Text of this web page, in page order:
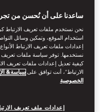
اطّلع على كل الغرف
شقة
على الحديقة
ساعدنا على أن نُحسن من
نحن نستخدم ملفات تعريف الارتباط
استخدام الموقع، وتمكين وسائل
إعدادات ملفات تعريف الارتباط
نستخدمها. توفر سياسة ملفات تعريف
كيفية تعديل إعدادات ملفات تعريف
الارتباط”، أنت توافق علىسياسة&
الخصوصية
إعدادات ملف تعريف